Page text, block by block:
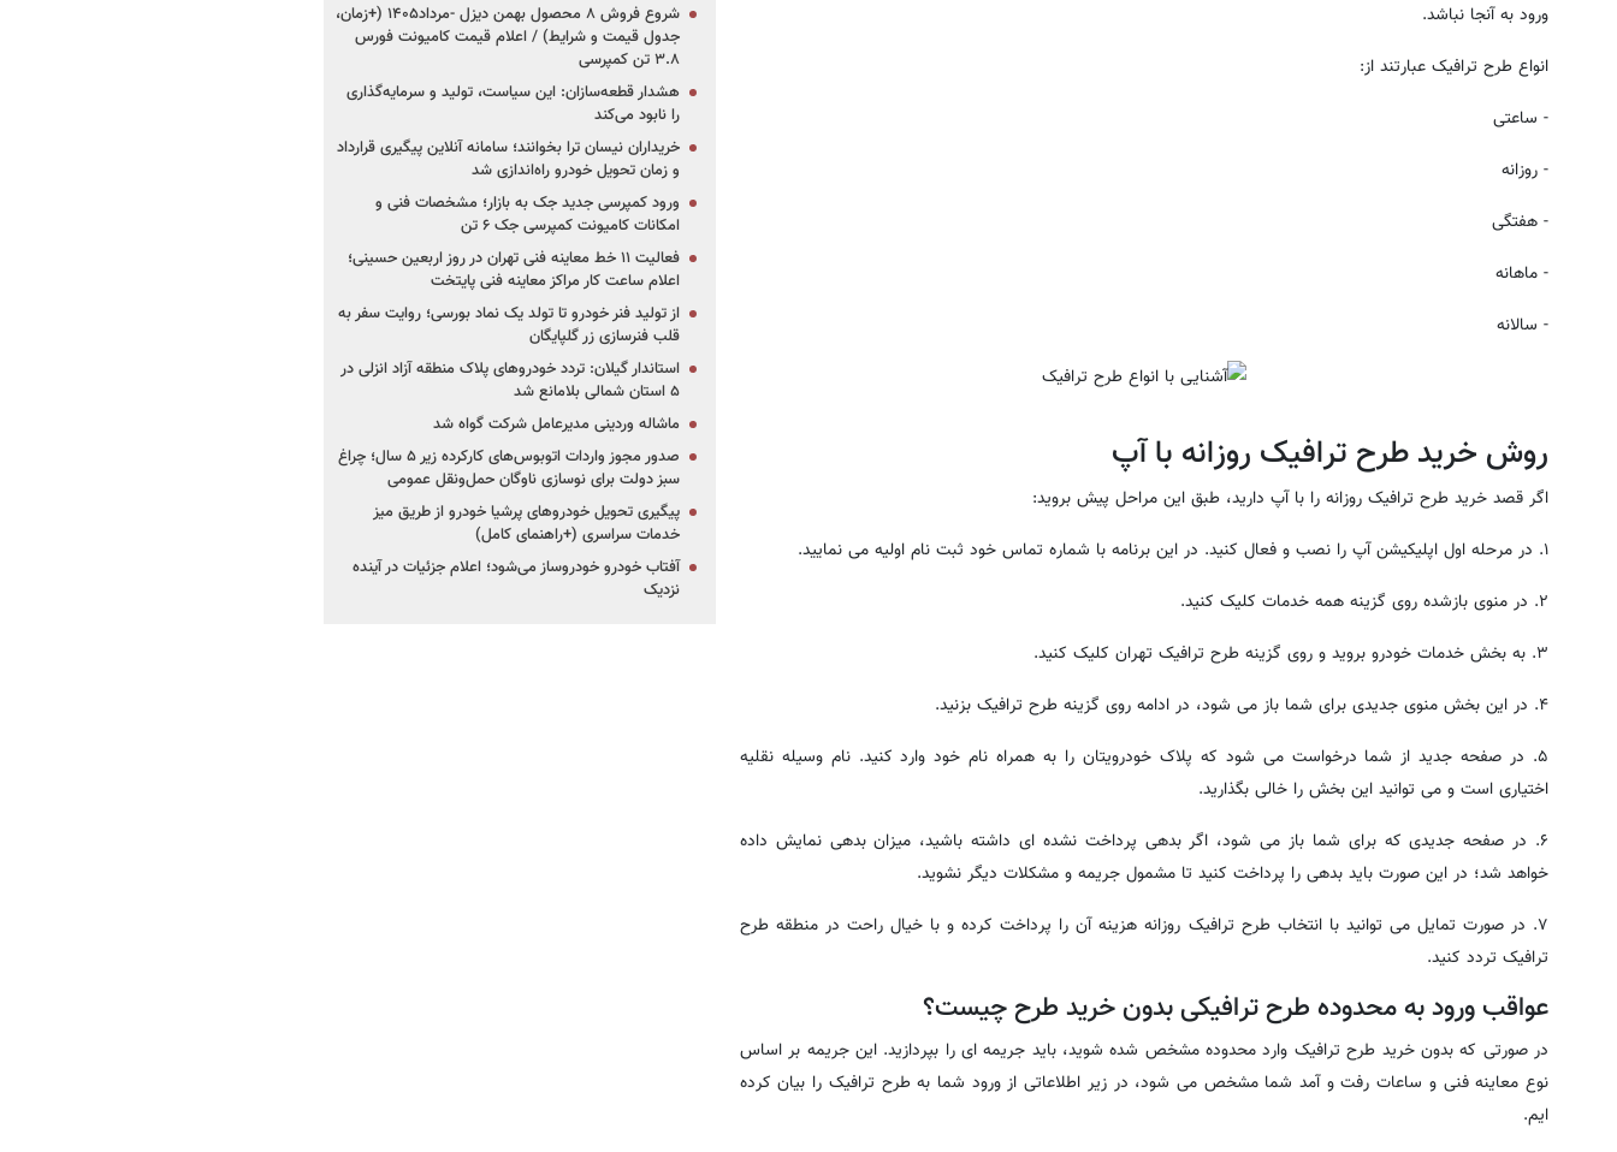
ورود به آنجا نباشد.
انواع طرح ترافیک عبارتند از:
- ساعتی
- روزانه
- هفتگی
- ماهانه
- سالانه
روش خرید طرح ترافیک روزانه با آپ
اگر قصد خرید طرح ترافیک روزانه را با آپ دارید، طبق این مراحل پیش بروید:
۱. در مرحله اول اپلیکیشن آپ را نصب و فعال کنید. در این برنامه با شماره تماس خود ثبت نام اولیه می نمایید.
۲. در منوی بازشده روی گزینه همه خدمات کلیک کنید.
۳. به بخش خدمات خودرو بروید و روی گزینه طرح ترافیک تهران کلیک کنید.
۴. در این بخش منوی جدیدی برای شما باز می شود، در ادامه روی گزینه طرح ترافیک بزنید.
۵. در صفحه جدید از شما درخواست می شود که پلاک خودرویتان را به همراه نام خود وارد کنید. نام وسیله نقلیه
اختیاری است و می توانید این بخش را خالی بگذارید.
۶. در صفحه جدیدی که برای شما باز می شود، اگر بدهی پرداخت نشده ای داشته باشید، میزان بدهی نمایش داده
خواهد شد؛ در این صورت باید بدهی را پرداخت کنید تا مشمول جریمه و مشکلات دیگر نشوید.
۷. در صورت تمایل می توانید با انتخاب طرح ترافیک روزانه هزینه آن را پرداخت کرده و با خیال راحت در منطقه طرح
ترافیک تردد کنید.
عواقب ورود به محدوده طرح ترافیکی بدون خرید طرح چیست؟
در صورتی که بدون خرید طرح ترافیک وارد محدوده مشخص شده شوید، باید جریمه ای را بپردازید. این جریمه بر اساس
نوع معاینه فنی و ساعات رفت و آمد شما مشخص می شود، در زیر اطلاعاتی از ورود شما به طرح ترافیک را بیان کرده
ایم.
شروع فروش ۸ محصول بهمن دیزل -مرداد۱۴۰۵ (+زمان،
جدول قیمت و شرایط) / اعلام قیمت کامیونت فورس
۳.۸ تن کمپرسی
هشدار قطعه‌سازان: این سیاست، تولید و سرمایه‌گذاری
را نابود می‌کند
خریداران نیسان ترا بخوانند؛ سامانه آنلاین پیگیری قرارداد
و زمان تحویل خودرو راه‌اندازی شد
ورود کمپرسی جدید جک به بازار؛ مشخصات فنی و
امکانات کامیونت کمپرسی جک ۶ تن
فعالیت ۱۱ خط معاینه فنی تهران در روز اربعین حسینی؛
اعلام ساعت کار مراکز معاینه فنی پایتخت
از تولید فنر خودرو تا تولد یک نماد بورسی؛ روایت سفر به
قلب فنرسازی زر گلپایگان
استاندار گیلان: تردد خودروهای پلاک منطقه آزاد انزلی در
۵ استان شمالی بلامانع شد
ماشاله وردینی مدیرعامل شرکت گواه شد
صدور مجوز واردات اتوبوس‌های کارکرده زیر ۵ سال؛ چراغ
سبز دولت برای نوسازی ناوگان حمل‌ونقل عمومی
پیگیری تحویل خودروهای پرشیا خودرو از طریق میز
خدمات سراسری (+راهنمای کامل)
آفتاب خودرو خودروساز می‌شود؛ اعلام جزئیات در آینده
نزدیک